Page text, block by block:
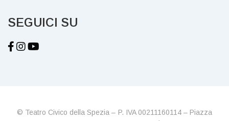
SEGUICI SU
© Teatro Civico della Spezia – P. IVA 00211160114 – Piazza